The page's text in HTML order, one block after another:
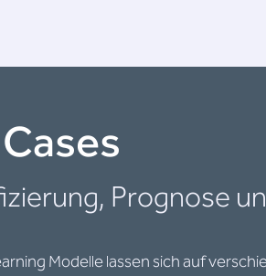
Prognose
Modelle lassen sich auf